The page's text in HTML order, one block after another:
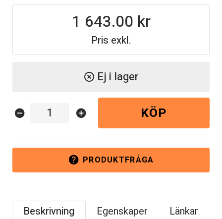
Pris exkl.
1 643.00
highlight_off Ej i lager
help PRODUKTFRÅGA
remove_circle add_circle KÖP
Beskrivning Egenskaper Länkar